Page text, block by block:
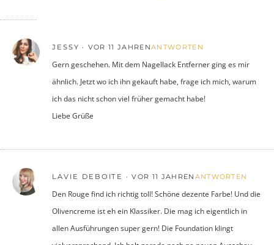
JESSY VOR 11 JAHRENANTWORTEN
Gern geschehen. Mit dem Nagellack Entferner ging es mir
ähnlich. Jetzt wo ich ihn gekauft habe, frage ich mich, warum
ich das nicht schon viel früher gemacht habe!
Liebe Grüße
LAVIE DEBOITE VOR 11 JAHREN ANTWORTEN
Den Rouge find ich richtig toll! Schöne dezente Farbe! Und die
Olivencreme ist eh ein Klassiker. Die mag ich eigentlich in
allen Ausführungen super gern! Die Foundation klingt